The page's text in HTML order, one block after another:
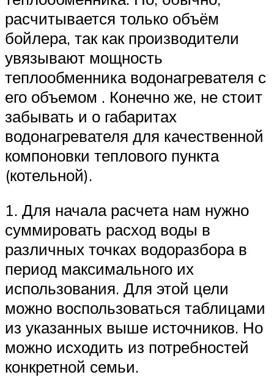
расчитывается только объём
бойлера, так как производители
увязывают мощность
теплообменника водонагревателя с
его объемом . Конечно же, не стоит
забывать и о габаритах
водонагревателя для качественной
компоновки теплового пункта
(котельной).
1. Для начала расчета нам нужно
суммировать расход воды в
различных точках водоразбора в
период максимального их
использования. Для этой цели
можно воспользоваться таблицами
из указанных выше источников. Но
можно исходить из потребностей
конкретной семьи.